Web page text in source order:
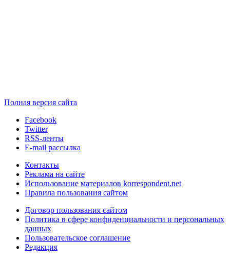
Полная версия сайта
Facebook
Twitter
RSS-ленты
E-mail рассылка
Контакты
Реклама на сайте
Использование материалов korrespondent.net
Правила пользования сайтом
Договор пользования сайтом
Политика в сфере конфиденциальности и персональных
данных
Пользовательское соглашение
Редакция